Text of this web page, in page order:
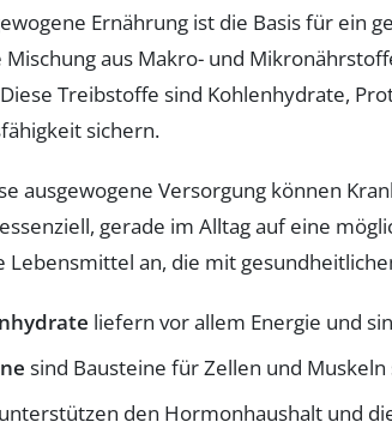
Ernährung ist die Basis für ein
Mischung aus Makro- und
Treibstoffe sind Kohlenhydrate,
sichern.
ausgewogene Versorgung können
gerade im Alltag auf eine
Lebensmittel an, die mit
liefern vor allem Energie und
sind Bausteine für Zellen und
unterstützen den Hormonhaushalt und